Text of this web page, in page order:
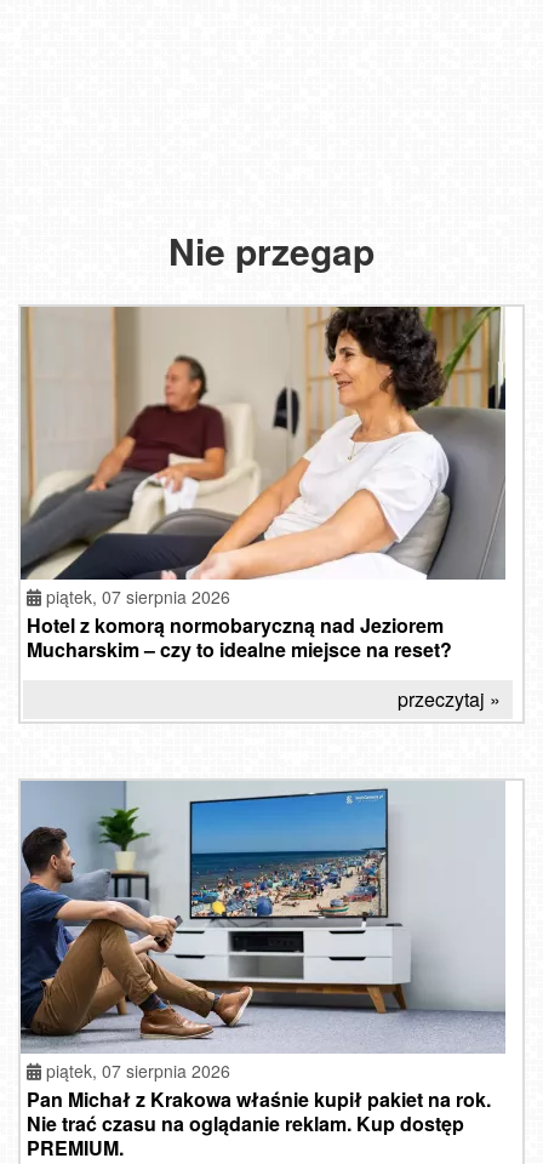
Nie przegap
piątek, 07 sierpnia 2026
Hotel z komorą normobaryczną nad Jeziorem
Mucharskim – czy to idealne miejsce na reset?
przeczytaj »
piątek, 07 sierpnia 2026
Pan Michał z Krakowa właśnie kupił pakiet na rok.
Nie trać czasu na oglądanie reklam. Kup dostęp
PREMIUM.